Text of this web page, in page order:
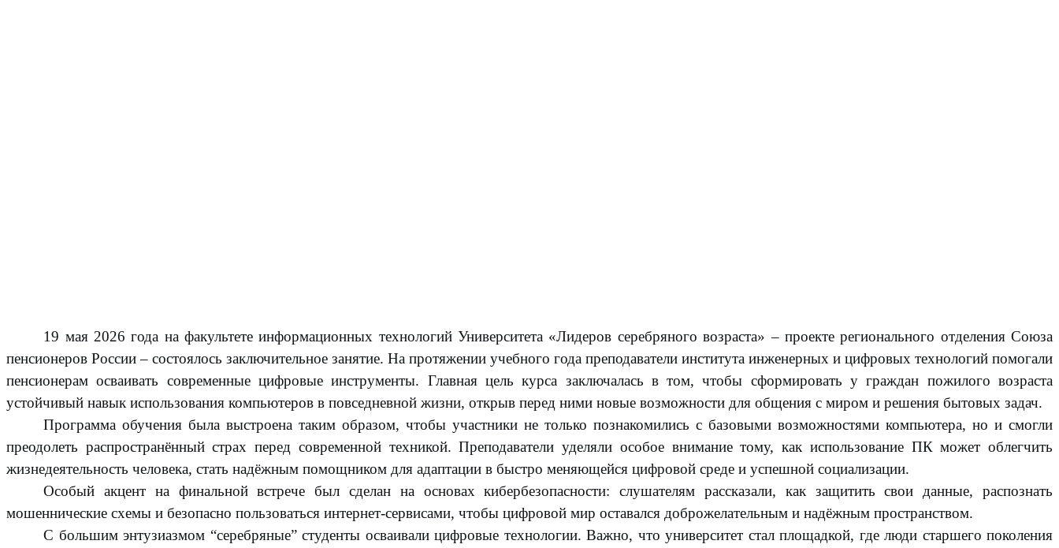
19 мая 2026 года на факультете информационных технологий Университета «Лидеров серебряного возраста» – проекте регионального отделения Союза
пенсионеров России – состоялось заключительное занятие. На протяжении учебного года преподаватели института инженерных и цифровых технологий помогали
пенсионерам осваивать современные цифровые инструменты. Главная цель курса заключалась в том, чтобы сформировать у граждан пожилого возраста
устойчивый навык использования компьютеров в повседневной жизни, открыв перед ними новые возможности для общения с миром и решения бытовых задач.
Программа обучения была выстроена таким образом, чтобы участники не только познакомились с базовыми возможностями компьютера, но и смогли
преодолеть распространённый страх перед современной техникой. Преподаватели уделяли особое внимание тому, как использование ПК может облегчить
жизнедеятельность человека, стать надёжным помощником для адаптации в быстро меняющейся цифровой среде и успешной социализации.
Особый акцент на финальной встрече был сделан на основах кибербезопасности: слушателям рассказали, как защитить свои данные, распознать
мошеннические схемы и безопасно пользоваться интернет-сервисами, чтобы цифровой мир оставался доброжелательным и надёжным пространством.
С большим энтузиазмом “серебряные” студенты осваивали цифровые технологии. Важно, что университет стал площадкой, где люди старшего поколения